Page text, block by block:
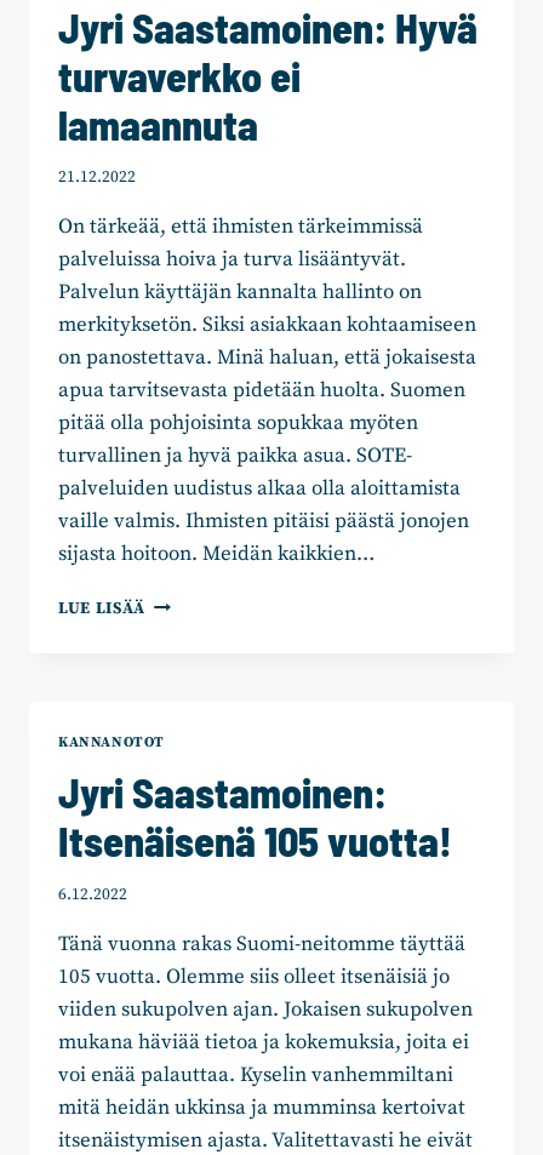
Jyri Saastamoinen: Hyvä
turvaverkko ei
lamaannuta
21.12.2022
On tärkeää, että ihmisten tärkeimmissä
palveluissa hoiva ja turva lisääntyvät.
Palvelun käyttäjän kannalta hallinto on
merkityksetön. Siksi asiakkaan kohtaamiseen
on panostettava. Minä haluan, että jokaisesta
apua tarvitsevasta pidetään huolta. Suomen
pitää olla pohjoisinta sopukkaa myöten
turvallinen ja hyvä paikka asua. SOTE-
palveluiden uudistus alkaa olla aloittamista
vaille valmis. Ihmisten pitäisi päästä jonojen
sijasta hoitoon. Meidän kaikkien…
LUE LISÄÄ JYRI
KANNANOTOT
Jyri Saastamoinen:
Itsenäisenä 105 vuotta!
6.12.2022
Tänä vuonna rakas Suomi-neitomme täyttää
105 vuotta. Olemme siis olleet itsenäisiä jo
viiden sukupolven ajan. Jokaisen sukupolven
mukana häviää tietoa ja kokemuksia, joita ei
voi enää palauttaa. Kyselin vanhemmiltani
mitä heidän ukkinsa ja mumminsa kertoivat
itsenäistymisen ajasta. Valitettavasti he eivät